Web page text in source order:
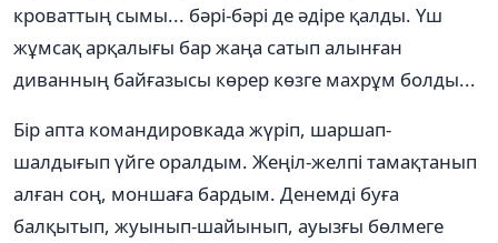
кроваттың сымы... бәрі-бәрі де әдіре қалды. Үш
жұмсақ арқалығы бар жаңа сатып алынған
диванның байғазысы көрер көзге махрұм болды...
Бір апта командировкада жүріп, шаршап-
шалдығып үйге оралдым. Жеңіл-желпі тамақтанып
алған соң, моншаға бардым. Денемді буға
балқытып, жуынып-шайынып, ауызғы бөлмеге